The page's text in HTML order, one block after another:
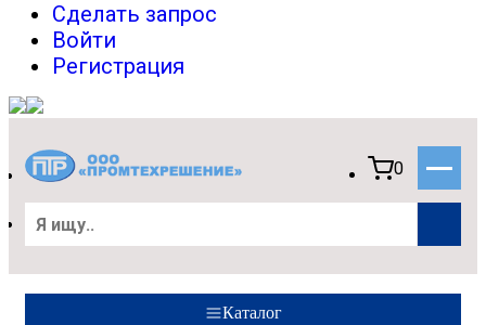
Сделать запрос
Войти
Регистрация
0
Каталог